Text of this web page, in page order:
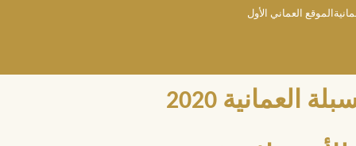
العماني الأول
2020